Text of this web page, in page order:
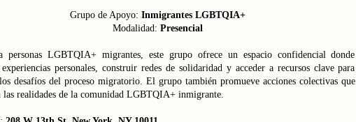
Grupo de Apoyo: Inmigrantes LGBTQIA+
Modalidad: Presencial
personas LGBTQIA+ migrantes, este grupo ofrece un espacio confidencial donde
personales, construir redes de solidaridad y acceder a recursos clave para
desafíos del proceso migratorio. El grupo también promueve acciones colectivas que
realidades de la comunidad LGBTQIA+ inmigrante.